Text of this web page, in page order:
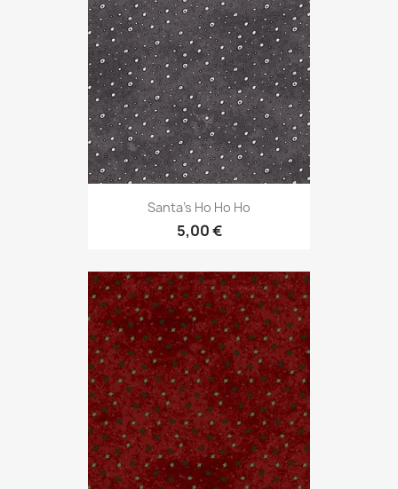
Santa's Ho Ho Ho
5,00 €